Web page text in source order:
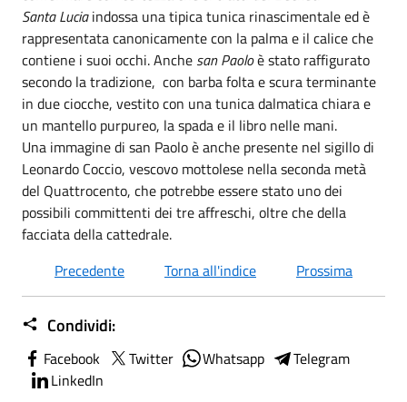
Santa Luciaindossa una tipica tunica rinascimentale ed è
rappresentata canonicamente con la palma e il calice che
contiene i suoi occhi. Anche san Paoloè stato raffigurato
secondo la tradizione, con barba folta e scura terminante
in due ciocche, vestito con una tunica dalmatica chiara e
un mantello purpureo, la spada e il libro nelle mani.
Una immagine di san Paolo è anche presente nel sigillo di
Leonardo Coccio, vescovo mottolese nella seconda metà
del Quattrocento, che potrebbe essere stato uno dei
possibili committenti dei tre affreschi, oltre che della
facciata della cattedrale.
Precedente
Torna all'indice Prossima
Condividi:
Facebook Twitter Whatsapp
Telegram
LinkedIn